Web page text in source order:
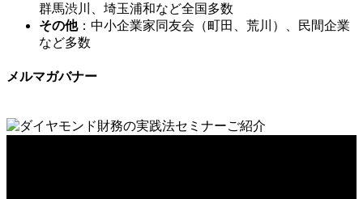
群馬渋川、埼玉浦和など全国多数
その他：中小企業家同友会（町田、荒川）、民間企業
など多数
メルマガバナー